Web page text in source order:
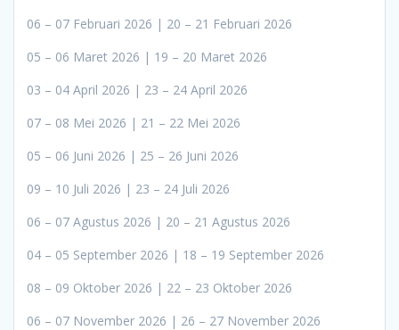
06 – 07 Februari 2026 | 20 – 21 Februari 2026
05 – 06 Maret 2026 | 19 – 20 Maret 2026
03 – 04 April 2026 | 23 – 24 April 2026
07 – 08 Mei 2026 | 21 – 22 Mei 2026
05 – 06 Juni 2026 | 25 – 26 Juni 2026
09 – 10 Juli 2026 | 23 – 24 Juli 2026
06 – 07 Agustus 2026 | 20 – 21 Agustus 2026
04 – 05 September 2026 | 18 – 19 September 2026
08 – 09 Oktober 2026 | 22 – 23 Oktober 2026
06 – 07 November 2026 | 26 – 27 November 2026